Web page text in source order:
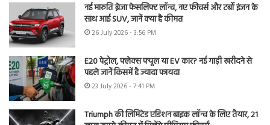
नई मारुति ब्रेजा फेसलिफ्ट लॉन्च, नए फीचर्स और टर्बो इंजन के
साथ आई SUV, जानें क्या है कीमत
26 July 2026 - 3:56 PM
E20 पेट्रोल, फ्लेक्स फ्यूल या EV कार? नई गाड़ी खरीदने से
पहले जानें किसमें है ज्यादा फायदा
23 July 2026 - 7:41 PM
Triumph की लिमिटेड एडिशन बाइक लॉन्च के लिए तैयार, 21